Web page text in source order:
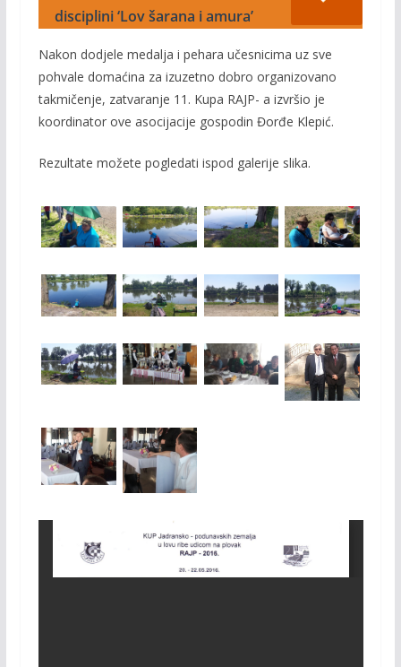
disciplini ‘Lov šarana i amura’
Nakon dodjele medalja i pehara učesnicima uz sve
pohvale domaćina za izuzetno dobro organizovano
takmičenje, zatvaranje 11. Kupa RAJP- a izvršio je
koordinator ove asocijacije gospodin Đorđe Klepić.
Rezultate možete pogledati ispod galerije slika.